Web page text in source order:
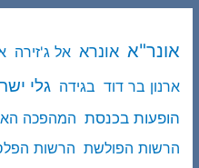
אונר"א אונרא אל ג'זירה
ארנון בר דוד בגידה גלי
הופעות בכנסת
המהפכה
הרשות הפולשת
הרשות